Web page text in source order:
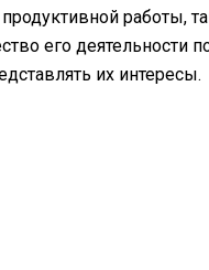
работы,
его деятельности
их интересы.